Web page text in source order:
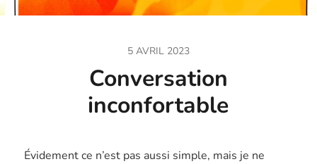
5 AVRIL 2023
Conversation
inconfortable
Évidement ce n’est pas aussi simple, mais je ne